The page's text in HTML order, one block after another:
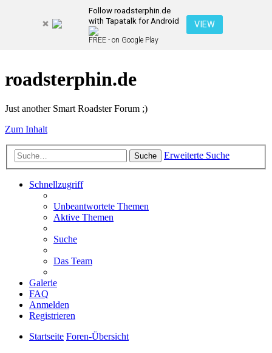
Follow roadsterphin.de
with Tapatalk for Android
FREE - on Google Play
VIEW
roadsterphin.de
Just another Smart Roadster Forum ;)
Zum Inhalt
Suche Erweiterte Suche
Schnellzugriff
Unbeantwortete Themen
Aktive Themen
Suche
Das Team
Galerie
FAQ
Anmelden
Registrieren
Startseite Foren-Übersicht